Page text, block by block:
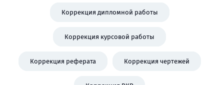
Коррекция дипломной работы
Коррекция курсовой работы
Коррекция реферата Коррекция чертежей